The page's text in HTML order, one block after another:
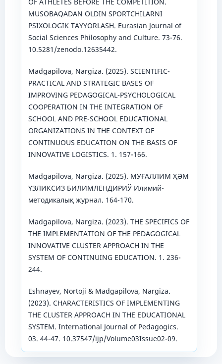
MUSOBAQADAN OLDIN SPORTCHILARNI
PSIXOLOGIK TAYYORLASH. Eurasian Journal of
Social Sciences Philosophy and Culture. 73-76.
10.5281/zenodo.12635442.
Madgapilova, Nargiza. (2025). SCIENTIFIC-
PRACTICAL AND STRATEGIC BASES OF
IMPROVING PEDAGOGICAL-PSYCHOLOGICAL
COOPERATION IN THE INTEGRATION OF
SCHOOL AND PRE-SCHOOL EDUCATIONAL
ORGANIZATIONS IN THE CONTEXT OF
CONTINUOUS EDUCATION ON THE BASIS OF
INNOVATIVE LOGISTICS. 1. 157-166.
Madgapilova, Nargiza. (2025). МУҒАЛЛИМ ҲӘМ
ҮЗЛИКСИЗ БИЛИМЛЕНДИРИЎ Илимий-
методикалық журнал. 164-170.
Madgapilova, Nargiza. (2023). THE SPECIFICS OF
THE IMPLEMENTATION OF THE PEDAGOGICAL
INNOVATIVE CLUSTER APPROACH IN THE
SYSTEM OF CONTINUING EDUCATION. 1. 236-
244.
Eshnayev, Nortoji & Madgapilova, Nargiza.
(2023). CHARACTERISTICS OF IMPLEMENTING
THE CLUSTER APPROACH IN THE EDUCATIONAL
SYSTEM. International Journal of Pedagogics.
03. 44-47. 10.37547/ijp/Volume03Issue02-09.